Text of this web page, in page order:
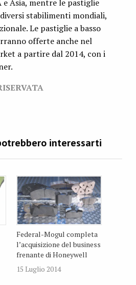
e Asia, mentre le pastiglie
stabilimenti mondiali,
Le pastiglie a basso
offerte anche nel
a partire dal 2014, con i
Federal-Mogul completa
l’acquisizione del business
frenante di Honeywell
15 Luglio 2014